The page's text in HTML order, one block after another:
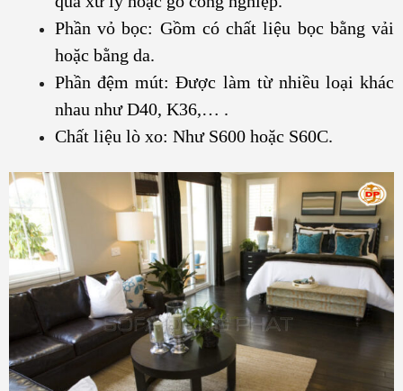
Phần vỏ bọc: Gồm có chất liệu bọc bằng vải
hoặc bằng da.
Phần đệm mút: Được làm từ nhiều loại khác
nhau như D40, K36,… .
Chất liệu lò xo: Như S600 hoặc S60C.